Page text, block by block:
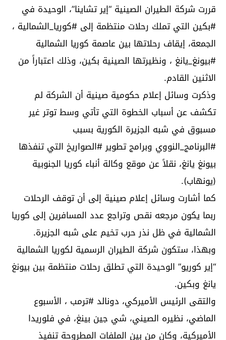
قررت شركة الطيران الصينية “إير تشاينا”، الوحيدة في
#بكين التي تملك رحلات منتظمة إلى #كوريا_الشمالية ،
الجمعة، إيقاف رحلاتها بين عاصمة كوريا الشمالية
#بيونغ_يانغ ، ونظيرتها الصينية بكين، وذلك اعتباراً من
الاثنين القادم.
وذكرت وسائل إعلام حكومية صينية أن الشركة لم
تكشف عن أسباب الخطوة التي تأتي وسط توتر غير
مسبوق في شبه الجزيرة الكورية بسبب
#البرنامج_النووي وبرامج تطوير #الصواريخ التي تنفذها
بيونغ يانغ، نقلاً عن موقع وكالة أنباء كوريا الجنوبية
(يونهاب).
كما أشارت وسائل إعلام صينية إلى أن توقف الرحلات
ربما يكون مرجعه نقص وتراجع عدد المسافرين إلى كوريا
الشمالية في ظل نذر حرب تخيم على شبه الجزيرة.
وبهذا، ستكون شركة الطيران الرسمية لكوريا الشمالية
“إير كوريو” الوحيدة التي تطلق رحلات منتظمة بين بيونغ
يانغ وبكين.
والتقى الرئيس الأميركي، دونالد #ترمب ، الأسبوع
الماضي، نظيره الصيني، شي جين بينغ، في فلوريدا
الأميركية، وكان من بين الملفات المطروحة تنفيذ